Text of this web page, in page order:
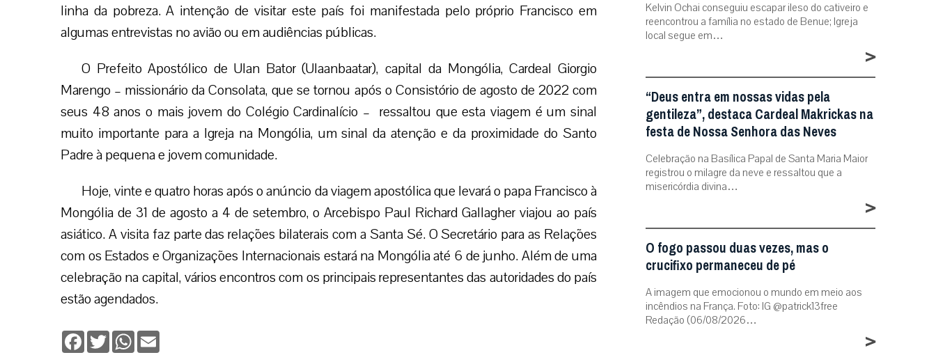
linha da pobreza. A intenção de visitar este país foi manifestada pelo próprio Francisco em
algumas entrevistas no avião ou em audiências públicas.
O Prefeito Apostólico de Ulan Bator (Ulaanbaatar), capital da Mongólia, Cardeal Giorgio
Marengo – missionário da Consolata, que se tornou após o Consistório de agosto de 2022 com
seus 48 anos o mais jovem do Colégio Cardinalício – ressaltou que esta viagem é um sinal
muito importante para a Igreja na Mongólia, um sinal da atenção e da proximidade do Santo
Padre à pequena e jovem comunidade.
Hoje, vinte e quatro horas após o anúncio da viagem apostólica que levará o papa Francisco à
Mongólia de 31 de agosto a 4 de setembro, o Arcebispo Paul Richard Gallagher viajou ao país
asiático. A visita faz parte das relações bilaterais com a Santa Sé. O Secretário para as Relações
com os Estados e Organizações Internacionais estará na Mongólia até 6 de junho. Além de uma
celebração na capital, vários encontros com os principais representantes das autoridades do país
estão agendados.
Facebook
TwitterWhatsApp
Kelvin Ochai conseguiu escapar ileso do cativeiro e
reencontrou a família no estado de Benue; Igreja
local segue em…
>
“Deus entra em nossas vidas pela
gentileza”, destaca Cardeal Makrickas na
festa de Nossa Senhora das Neves
Celebração na Basílica Papal de Santa Maria Maior
registrou o milagre da neve e ressaltou que a
misericórdia divina…
>
O fogo passou duas vezes, mas o
crucifixo permaneceu de pé
A imagem que emocionou o mundo em meio aos
incêndios na França. Foto: IG @patrick13free
Redação (06/08/2026…
>